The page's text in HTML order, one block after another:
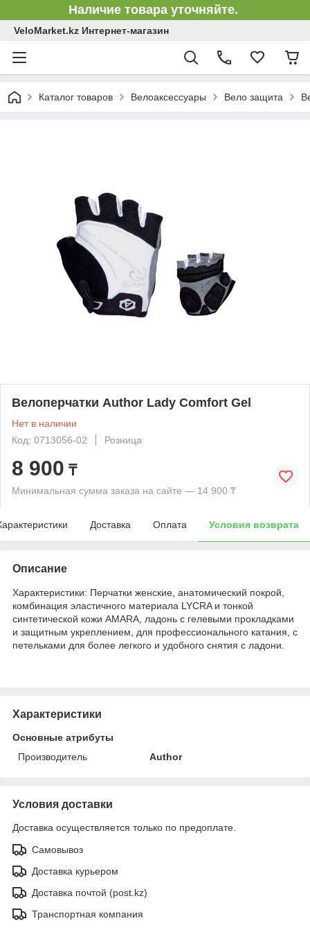
Наличие товара уточняйте.
VeloMarket.kz Интернет-магазин
Каталог товаров Велоаксессуары Вело защита
Велоперчатки Author Lady Comfort Gel
Нет в наличии
Код: 0713056-02
Розница
8 900 ₸
Минимальная сумма заказа на сайте — 14 900 ₸
Доставка Оплата Условия возврата
Описание
Характеристики: Перчатки женские, анатомический покрой,
комбинация эластичного материала LYCRA и тонкой
синтетической кожи AMARA, ладонь с гелевыми прокладками
и защитным укреплением, для профессионального катания, с
петельками для более легкого и удобного снятия с ладони.
Характеристики
Основные атрибуты
Производитель
Author
Условия доставки
Доставка осуществляется только по предоплате.
Самовывоз
Доставка курьером
Доставка почтой (post.kz)
Транспортная компания